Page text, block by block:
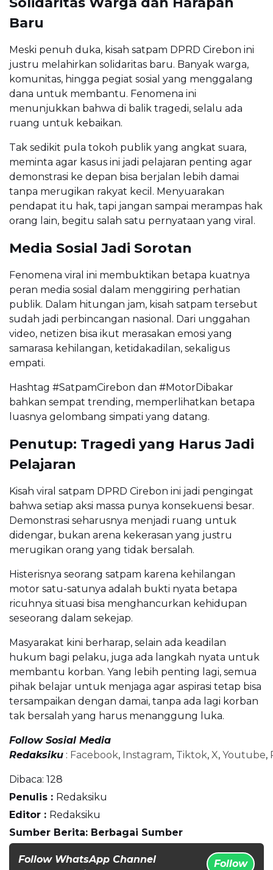
Baru
Meski penuh duka, kisah satpam DPRD Cirebon ini
justru melahirkan solidaritas baru. Banyak warga,
komunitas, hingga pegiat sosial yang menggalang
dana untuk membantu. Fenomena ini
menunjukkan bahwa di balik tragedi, selalu ada
ruang untuk kebaikan.
Tak sedikit pula tokoh publik yang angkat suara,
meminta agar kasus ini jadi pelajaran penting agar
demonstrasi ke depan bisa berjalan lebih damai
tanpa merugikan rakyat kecil. Menyuarakan
pendapat itu hak, tapi jangan sampai merampas hak
orang lain, begitu salah satu pernyataan yang viral.
Media Sosial Jadi Sorotan
Fenomena viral ini membuktikan betapa kuatnya
peran media sosial dalam menggiring perhatian
publik. Dalam hitungan jam, kisah satpam tersebut
sudah jadi perbincangan nasional. Dari unggahan
video, netizen bisa ikut merasakan emosi yang
samarasa kehilangan, ketidakadilan, sekaligus
empati.
Hashtag #SatpamCirebon dan #MotorDibakar
bahkan sempat trending, memperlihatkan betapa
luasnya gelombang simpati yang datang.
Penutup: Tragedi yang Harus Jadi
Pelajaran
Kisah viral satpam DPRD Cirebon ini jadi pengingat
bahwa setiap aksi massa punya konsekuensi besar.
Demonstrasi seharusnya menjadi ruang untuk
didengar, bukan arena kekerasan yang justru
merugikan orang yang tidak bersalah.
Histerisnya seorang satpam karena kehilangan
motor satu-satunya adalah bukti nyata betapa
ricuhnya situasi bisa menghancurkan kehidupan
seseorang dalam sekejap.
Masyarakat kini berharap, selain ada keadilan
hukum bagi pelaku, juga ada langkah nyata untuk
membantu korban. Yang lebih penting lagi, semua
pihak belajar untuk menjaga agar aspirasi tetap bisa
tersampaikan dengan damai, tanpa ada lagi korban
tak bersalah yang harus menanggung luka.
Follow Sosial Media
Redaksiku : Facebook, Instagram, Tiktok, X, Youtube,
Dibaca: 128
Penulis : Redaksiku
Editor : Redaksiku
Sumber Berita: Berbagai Sumber
Follow WhatsApp Channel
Follow